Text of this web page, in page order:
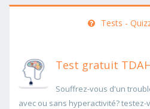
Tests -
Test gratuit
Souffrez-vous d'un
avec ou sans hyperactivité?